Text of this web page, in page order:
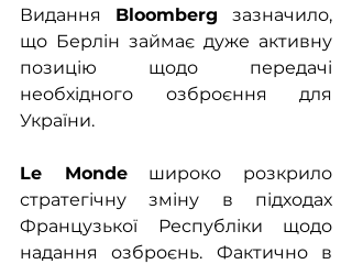
Видання Bloomberg зазначило,
що Берлін займає дуже активну
позицію щодо передачі
необхідного озброєння для
України.
Le Monde широко розкрило
стратегічну зміну в підходах
Французької Республіки щодо
надання озброєнь. Фактично в